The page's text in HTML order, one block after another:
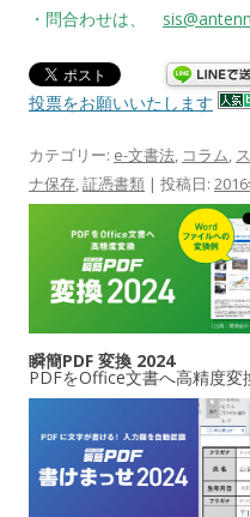
・問合わせは、
投票をお願いいたします
カテゴリー: e-文書法, コラム,
ナ保存,証憑書類 | 投稿日:
瞬簡PDF 変換 2024
PDFをOffice文書へ高精度変